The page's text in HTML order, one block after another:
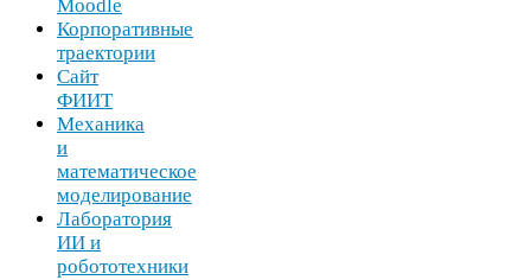
Moodle
Корпоративные
траектории
Сайт
ФИИТ
Механика
и
математическое
моделирование
Лаборатория
ИИ и
робототехники